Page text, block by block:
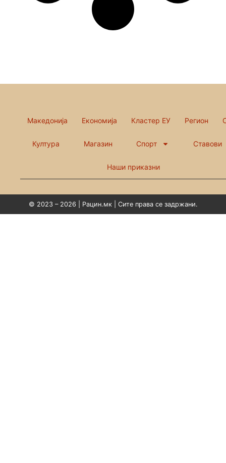
Македонија Економија Кластер ЕУ Регион
Култура Магазин Спорт Ставови
Наши приказни
© 2023 – 2026 | Рацин.мк | Сите права се задржани.